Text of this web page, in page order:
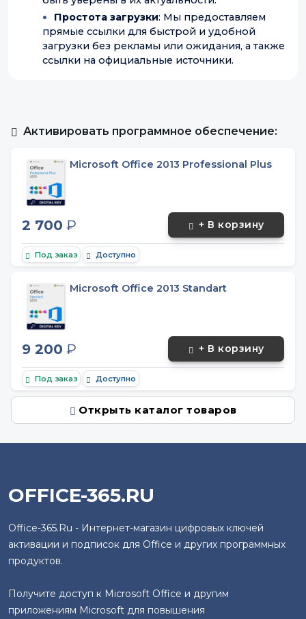
Простота загрузки: Мы предоставляем
прямые ссылки для быстрой и удобной
загрузки без рекламы или ожидания, а также
ссылки на официальные источники.
Активировать программное обеспечение:
Microsoft Office 2013 Professional Plus
2 700 ₽ + В корзину
Под заказ Доступно
Microsoft Office 2013 Standart
9 200 ₽ + В корзину
Под заказ Доступно
Открыть каталог товаров
OFFICE-365.RU
Office-365.Ru - Интернет-магазин цифровых ключей
активации и подписок для Office и других программных
продуктов.
Получите доступ к Microsoft Office и другим
приложениям Microsoft для повышения